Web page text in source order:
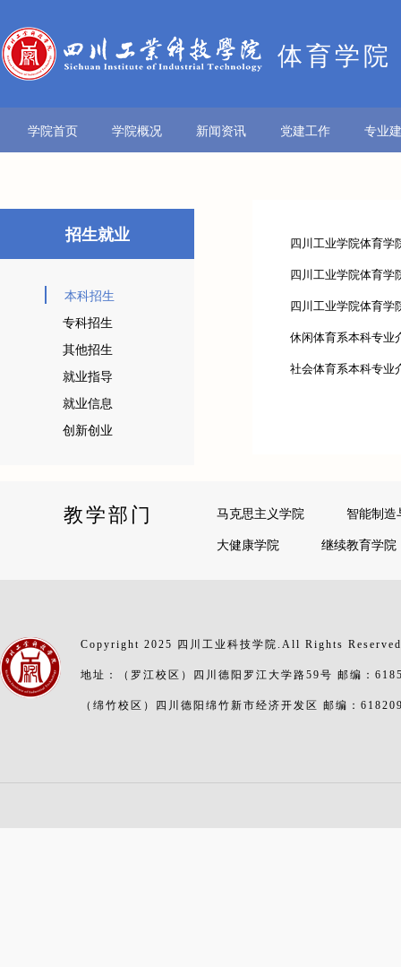
体育学院
学院首页 学院概况 新闻资讯 党建工作 专业
招生就业
本科招生
专科招生
其他招生
就业指导
就业信息
创新创业
四川工业学院体育学
四川工业学院体育学
四川工业学院体育学
休闲体育系本科专业
社会体育系本科专业
教学部门 马克思主义学院
智能制造
大健康学院
继续教育学院
Copyright 2025 四川工业科技学院.All Rights
地址：（罗江校区）四川德阳罗江大学路59号 邮编：
（绵竹校区）四川德阳绵竹新市经济开发区 邮编：